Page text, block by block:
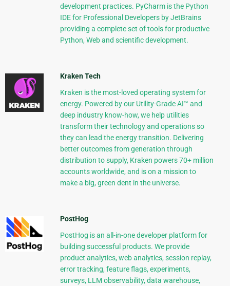
development practices. PyCharm is the Python
IDE for Professional Developers by JetBrains
providing a complete set of tools for productive
Python, Web and scientific development.
Kraken Tech
Kraken is the most-loved operating system for
energy. Powered by our Utility-Grade AI™ and
deep industry know-how, we help utilities
transform their technology and operations so
they can lead the energy transition. Delivering
better outcomes from generation through
distribution to supply, Kraken powers 70+ million
accounts worldwide, and is on a mission to
make a big, green dent in the universe.
PostHog
PostHog is an all-in-one developer platform for
building successful products. We provide
product analytics, web analytics, session replay,
error tracking, feature flags, experiments,
surveys, LLM observability, data warehouse,